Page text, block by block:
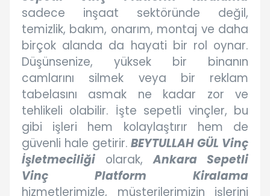
sadece inşaat sektöründe değil,
temizlik, bakım, onarım, montaj ve daha
birçok alanda da hayati bir rol oynar.
Düşünsenize, yüksek bir binanın
camlarını silmek veya bir reklam
tabelasını asmak ne kadar zor ve
tehlikeli olabilir. İşte sepetli vinçler, bu
gibi işleri hem kolaylaştırır hem de
güvenli hale getirir.BEYTULLAH GÜL Vinç
İşletmeciliği olarak,Ankara Sepetli
Vinç Platform Kiralama
hizmetlerimizle, müşterilerimizin işlerini